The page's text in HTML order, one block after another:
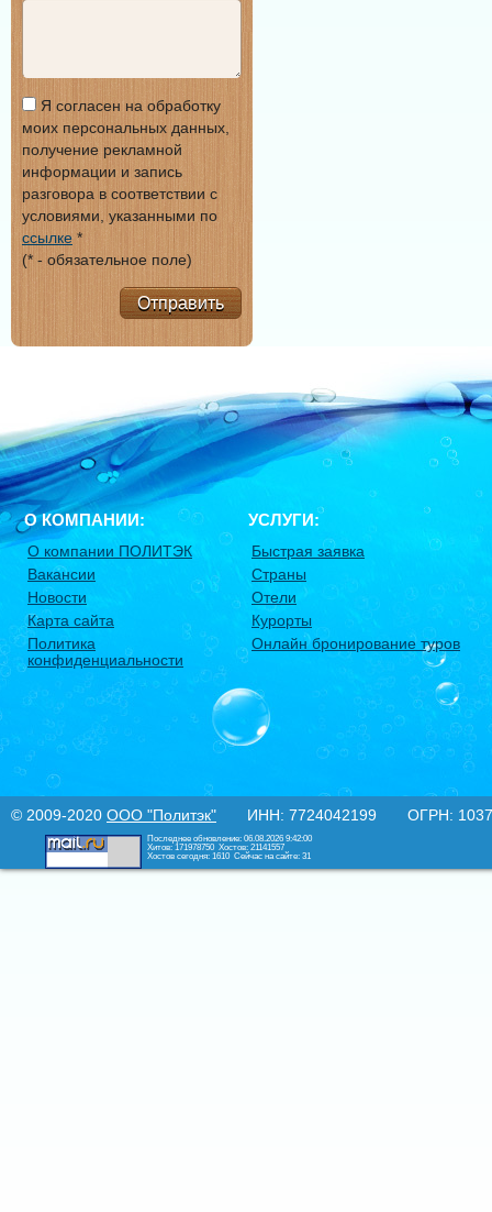
Я согласен на обработку
моих персональных данных,
получение рекламной
информации и запись
разговора в соответствии с
условиями, указанными по
ссылке *
(* - обязательное поле)
Отправить
О КОМПАНИИ:
О компании ПОЛИТЭК
Вакансии
Новости
Карта сайта
Политика
конфиденциальности
УСЛУГИ:
Быстрая заявка
Страны
Отели
Курорты
Онлайн бронирование туров
© 2009-2020 ООО "Политэк" ИНН: 7724042199 ОГРН:
Последнее обновление: 06.08.2026 9:42:00
Хитов: 171978750 Хостов: 21141557
Хостов сегодня: 1610 Сейчас на сайте: 31